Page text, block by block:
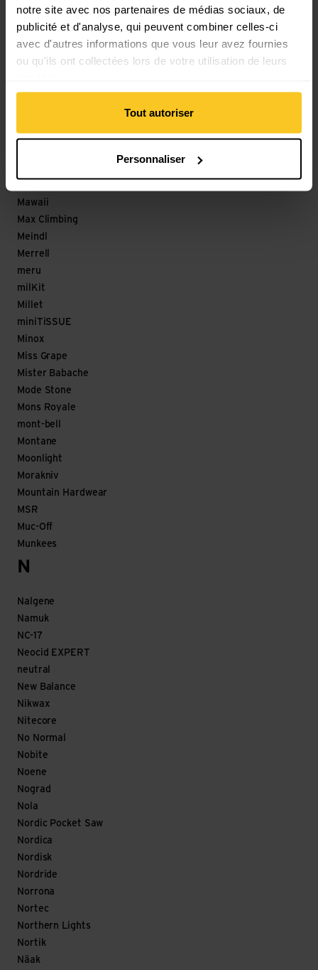
notre site avec nos partenaires de médias sociaux, de
publicité et d'analyse, qui peuvent combiner celles-ci
avec d'autres informations que vous leur avez fournies
ou qu'ils ont collectées lors de votre utilisation de leurs
Tout autoriser
Personnaliser
Löffler
M
Magicshine
Marco
Mawaii
Max Climbing
Meindl
Merrell
meru
milKit
Millet
miniTiSSUE
Minox
Miss Grape
Mister Babache
Mode Stone
Mons Royale
mont-bell
Montane
Moonlight
Morakniv
Mountain Hardwear
MSR
Muc-Off
Munkees
N
Nalgene
Namuk
NC-17
Neocid EXPERT
neutral
New Balance
Nikwax
Nitecore
No Normal
Nobite
Noene
Nograd
Nola
Nordic Pocket Saw
Nordica
Nordisk
Nordride
Norrona
Nortec
Northern Lights
Nortik
Näak